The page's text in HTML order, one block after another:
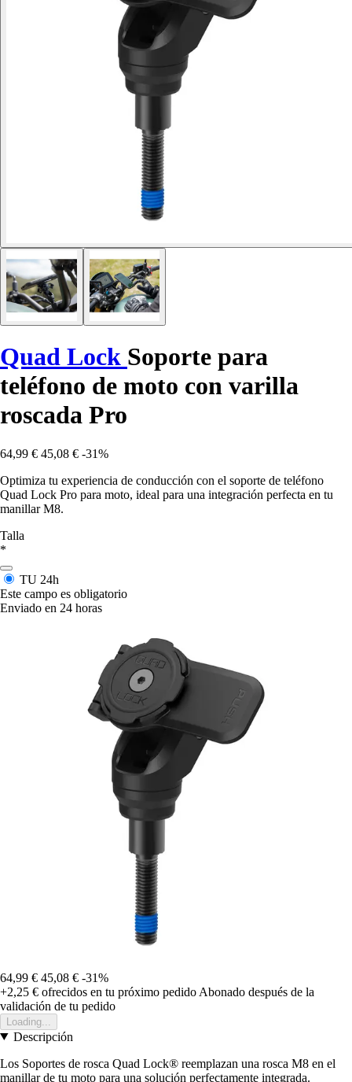
Quad Lock Soporte para
teléfono de moto con varilla
roscada Pro
64,99 € 45,08 € -31%
Optimiza tu experiencia de conducción con el soporte de teléfono
Quad Lock Pro para moto, ideal para una integración perfecta en tu
manillar M8.
Talla
*
TU 24h
Este campo es obligatorio
Enviado en 24 horas
64,99 € 45,08 € -31%
+2,25 € ofrecidos en tu próximo pedido Abonado después de la
validación de tu pedido
Loading...
Descripción
Los Soportes de rosca Quad Lock® reemplazan una rosca M8 en el
manillar de tu moto para una solución perfectamente integrada.